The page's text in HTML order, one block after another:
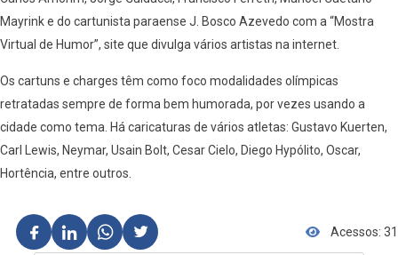
Mayrink e do cartunista paraense J. Bosco Azevedo com a “Mostra
Virtual de Humor”, site que divulga vários artistas na internet.
Os cartuns e charges têm como foco modalidades olímpicas
retratadas sempre de forma bem humorada, por vezes usando a
cidade como tema. Há caricaturas de vários atletas: Gustavo Kuerten,
Carl Lewis, Neymar, Usain Bolt, Cesar Cielo, Diego Hypólito, Oscar,
Hortência, entre outros.
Acessos: 31